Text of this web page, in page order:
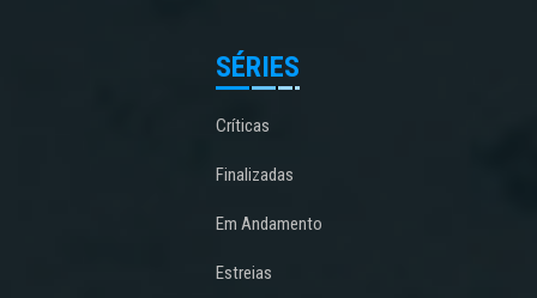
SÉRIES
Críticas
Finalizadas
Em Andamento
Estreias